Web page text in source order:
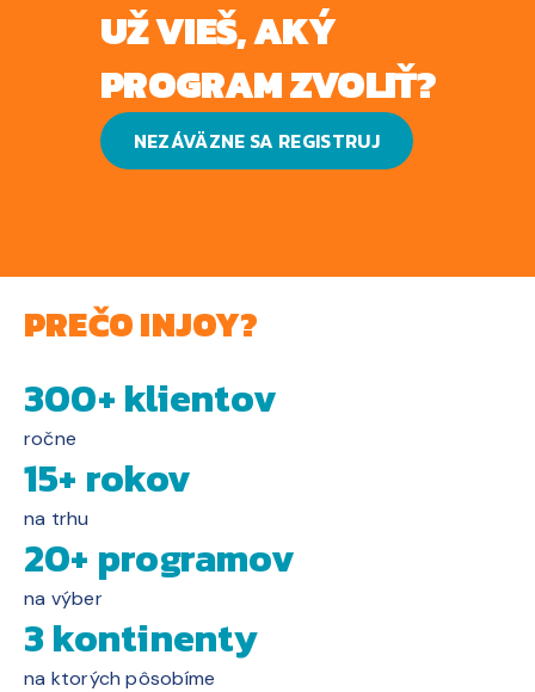
UŽ VIEŠ, AKÝ
PROGRAM ZVOLIŤ?
NEZÁVÄZNE SA REGISTRUJ
PREČO INJOY?
300+ klientov
ročne
15+ rokov
na trhu
20+ programov
na výber
3 kontinenty
na ktorých pôsobíme